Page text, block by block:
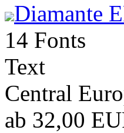
Diamante
14 Fonts
Text
Central
ab 32,00